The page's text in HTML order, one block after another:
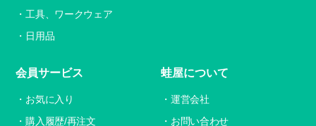
工具、ワークウェア
日用品
会員サービス
お気に入り
購入履歴/再注文
蛙屋について
運営会社
お問い合わせ